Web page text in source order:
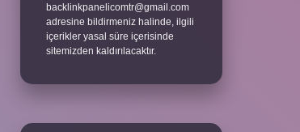
backlinkpanelicomtr@gmail.com
adresine bildirmeniz halinde, ilgili
içerikler yasal süre içerisinde
sitemizden kaldırılacaktır.